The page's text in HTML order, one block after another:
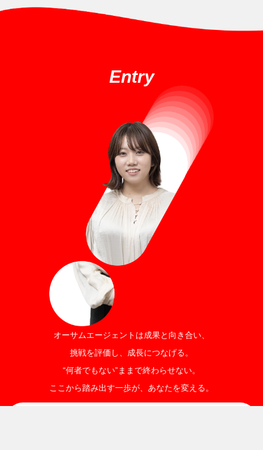
Entry
オーサムエージェントは成果と向き合い、
挑戦を評価し、成長につなげる。
“何者でもない”ままで終わらせない。
ここから踏み出す一歩が、あなたを変える。